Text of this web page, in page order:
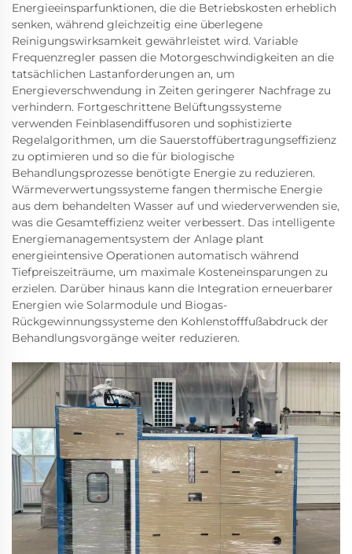
Energieeinsparfunktionen, die die Betriebskosten erheblich
senken, während gleichzeitig eine überlegene
Reinigungswirksamkeit gewährleistet wird. Variable
Frequenzregler passen die Motorgeschwindigkeiten an die
tatsächlichen Lastanforderungen an, um
Energieverschwendung in Zeiten geringerer Nachfrage zu
verhindern. Fortgeschrittene Belüftungssysteme
verwenden Feinblasendiffusoren und sophistizierte
Regelalgorithmen, um die Sauerstoffübertragungseffizienz
zu optimieren und so die für biologische
Behandlungsprozesse benötigte Energie zu reduzieren.
Wärmeverwertungssysteme fangen thermische Energie
aus dem behandelten Wasser auf und wiederverwenden sie,
was die Gesamteffizienz weiter verbessert. Das intelligente
Energiemanagementsystem der Anlage plant
energieintensive Operationen automatisch während
Tiefpreiszeiträume, um maximale Kosteneinsparungen zu
erzielen. Darüber hinaus kann die Integration erneuerbarer
Energien wie Solarmodule und Biogas-
Rückgewinnungssysteme den Kohlenstofffußabdruck der
Behandlungsvorgänge weiter reduzieren.